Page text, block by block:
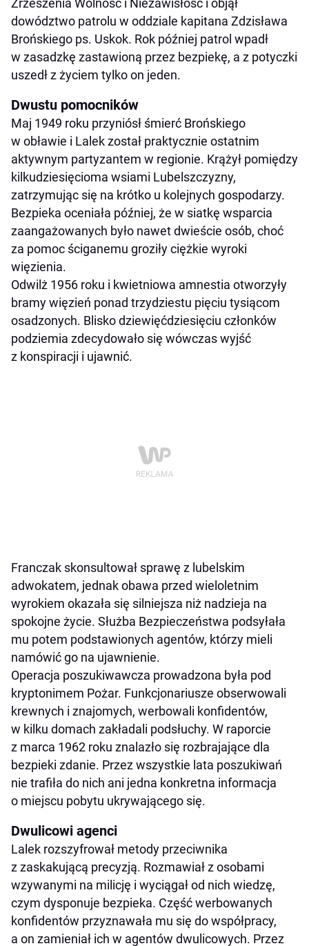
Zrzeszenia Wolność i Niezawisłość i objął
dowództwo patrolu w oddziale kapitana Zdzisława
Brońskiego ps. Uskok. Rok później patrol wpadł
w zasadzkę zastawioną przez bezpiekę, a z potyczki
uszedł z życiem tylko on jeden.
Dwustu pomocników
Maj 1949 roku przyniósł śmierć Brońskiego
w obławie i Lalek został praktycznie ostatnim
aktywnym partyzantem w regionie. Krążył pomiędzy
kilkudziesięcioma wsiami Lubelszczyzny,
zatrzymując się na krótko u kolejnych gospodarzy.
Bezpieka oceniała później, że w siatkę wsparcia
zaangażowanych było nawet dwieście osób, choć
za pomoc ściganemu groziły ciężkie wyroki
więzienia.
Odwilż 1956 roku i kwietniowa amnestia otworzyły
bramy więzień ponad trzydziestu pięciu tysiącom
osadzonych. Blisko dziewięćdziesięciu członków
podziemia zdecydowało się wówczas wyjść
z konspiracji i ujawnić.
Franczak skonsultował sprawę z lubelskim
adwokatem, jednak obawa przed wieloletnim
wyrokiem okazała się silniejsza niż nadzieja na
spokojne życie. Służba Bezpieczeństwa podsyłała
mu potem podstawionych agentów, którzy mieli
namówić go na ujawnienie.
Operacja poszukiwawcza prowadzona była pod
kryptonimem Pożar. Funkcjonariusze obserwowali
krewnych i znajomych, werbowali konfidentów,
w kilku domach zakładali podsłuchy. W raporcie
z marca 1962 roku znalazło się rozbrajające dla
bezpieki zdanie. Przez wszystkie lata poszukiwań
nie trafiła do nich ani jedna konkretna informacja
o miejscu pobytu ukrywającego się.
Dwulicowi agenci
Lalek rozszyfrował metody przeciwnika
z zaskakującą precyzją. Rozmawiał z osobami
wzywanymi na milicję i wyciągał od nich wiedzę,
czym dysponuje bezpieka. Część werbowanych
konfidentów przyznawała mu się do współpracy,
a on zamieniał ich w agentów dwulicowych. Przez